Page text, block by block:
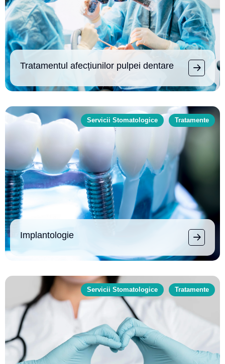
Tratamentul afecțiunilor pulpei dentare
Servicii Stomatologice Tratamente
Implantologie
Servicii Stomatologice Tratamente